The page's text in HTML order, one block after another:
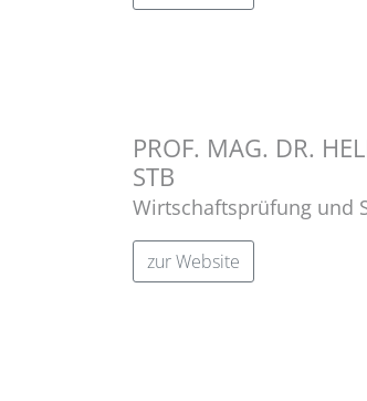
PROF. MAG. DR.
STB
Wirtschaftsprüfung und
zur Website